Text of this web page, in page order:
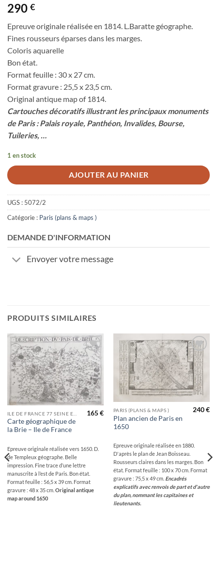
290 €
Epreuve originale réalisée en 1814. L.Baratte géographe.
Fines rousseurs éparses dans les marges.
Coloris aquarelle
Bon état.
Format feuille : 30 x 27 cm.
Format gravure : 25,5 x 23,5 cm.
Original antique map of 1814.
Cartouches décoratifs illustrant les principaux monuments
de Paris : Palais royale, Panthéon, Invalides, Bourse,
Tuileries, …
1 en stock
AJOUTER AU PANIER
UGS : 5072/2
Catégorie : Paris (plans & maps )
DEMANDE D'INFORMATION
Envoyer votre message
PRODUITS SIMILAIRES
Ajouter
à la
wishlist
Carte géographique de
la Brie – Ile de France
165€
Epreuve originale réalisée vers 1650. D.
de Templeux géographe. Belle
impression. Fine trace d’une lettre
manuscrite à l’est de Paris. Bon état.
Format feuille : 56,5 x 39 cm. Format
gravure : 48 x 35 cm. Original antique
map around 1650
Ajouter
à la
wishlist
PARIS (PLANS & MAPS )
Plan ancien de Paris en
1650
240€
Epreuve originale réalisée en 1880.
D'après le plan de Jean Boisseau.
Rousseurs claires dans les marges. Bon
état. Format feuille : 100 x 70 cm. Format
gravure : 75,5 x 49 cm. Encadrés
explicatifs avec renvois de part et d'autre
du plan, nommant les capitaines et
lieutenants.